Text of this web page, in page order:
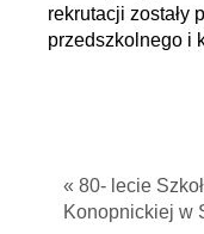
rekrutacji zostały
przedszkolnego i
« 80- lecie
Konopnickiej w